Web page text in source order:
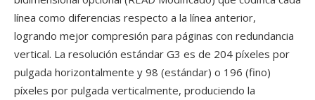
línea como diferencias respecto a la línea anterior,
logrando mejor compresión para páginas con redundancia
vertical. La resolución estándar G3 es de 204 píxeles por
pulgada horizontalmente y 98 (estándar) o 196 (fino)
píxeles por pulgada verticalmente, produciendo la